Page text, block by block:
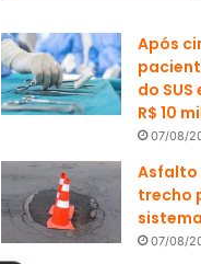
Após
do
R$ 10
07/08/
Asfalto
trecho
07/08/